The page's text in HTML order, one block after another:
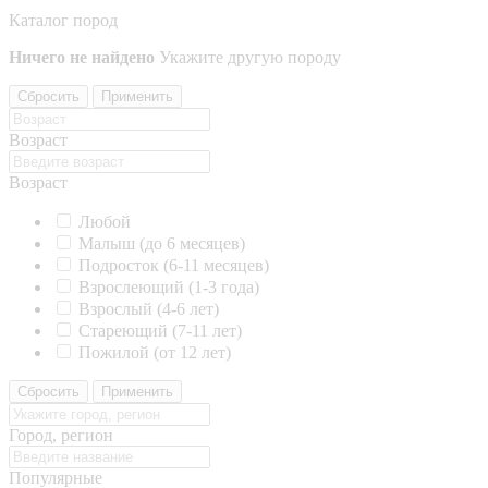
Каталог пород
Ничего не найдено Укажите другую породу
Сбросить Применить
Возраст
Возраст
Любой
Малыш (до 6 месяцев)
Подросток (6-11 месяцев)
Взрослеющий (1-3 года)
Взрослый (4-6 лет)
Стареющий (7-11 лет)
Пожилой (от 12 лет)
Сбросить Применить
Город, регион
Популярные